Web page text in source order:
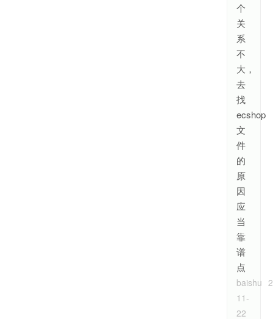
个
关
系
不
大，
去
找
ecshop
文
件
的
原
因
应
当
靠
谱
点
baishu
11-
22